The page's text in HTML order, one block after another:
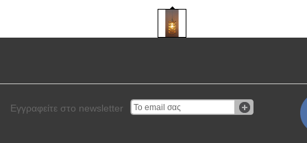
Εγγραφείτε στο newsletter